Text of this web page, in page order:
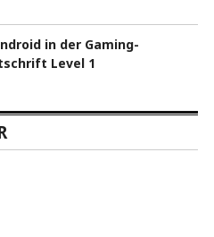
in der Gaming-
Level 1